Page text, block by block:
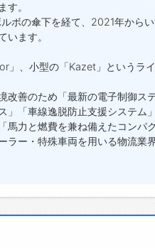
す。
ボの傘下を経て、2021年から
います。
」、小型の「Kazet」というラ
改善のため「最新の電子制御ス
」「車線逸脱防止支援システム
馬力と燃費を兼ね備えたコンパ
ラー・特殊車両を用いる物流業